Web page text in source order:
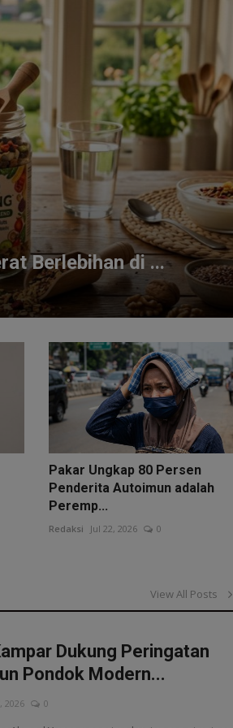
Berlebihan di ...
Pakar Ungkap 80 Persen
Penderita Autoimun adalah
Peremp...
Redaksi Jul 22, 2026 0
View All Posts
Dukung Peringatan
Pondok Modern...
2026 0